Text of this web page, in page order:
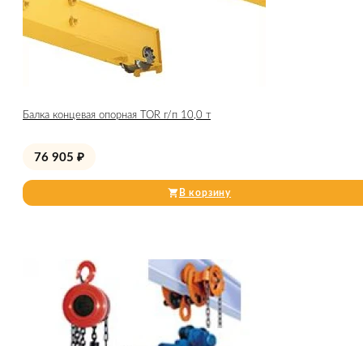
Балка концевая опорная TOR г/п 10,0 т
76 905 ₽
В корзину